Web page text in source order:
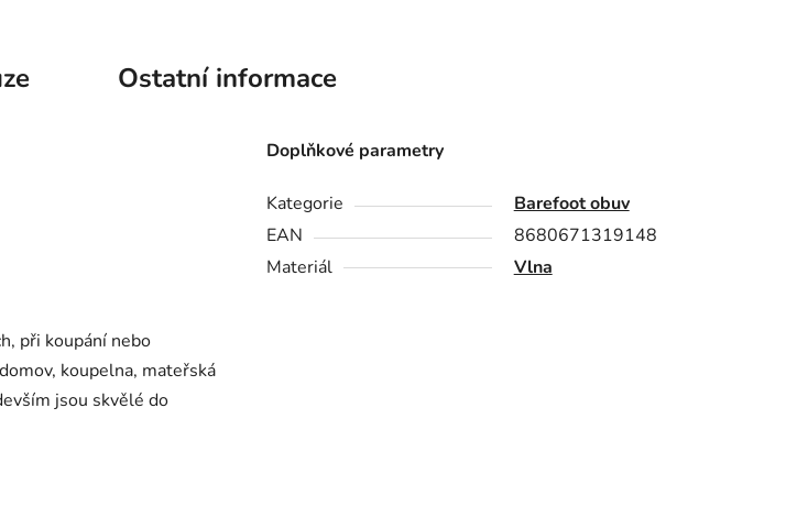
Ostatní informace
při koupání nebo
koupelna, mateřská
jsou skvělé do
Doplňkové parametry
Kategorie
Barefoot obuv
EAN
8680671319148
Materiál
Vlna